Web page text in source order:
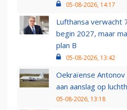
05-08-2026, 14:17
Lufthansa verwacht
begin 2027, maar
plan B
05-08-2026, 13:42
Oekraïense
aan aanslag op
05-08-2026, 13:18